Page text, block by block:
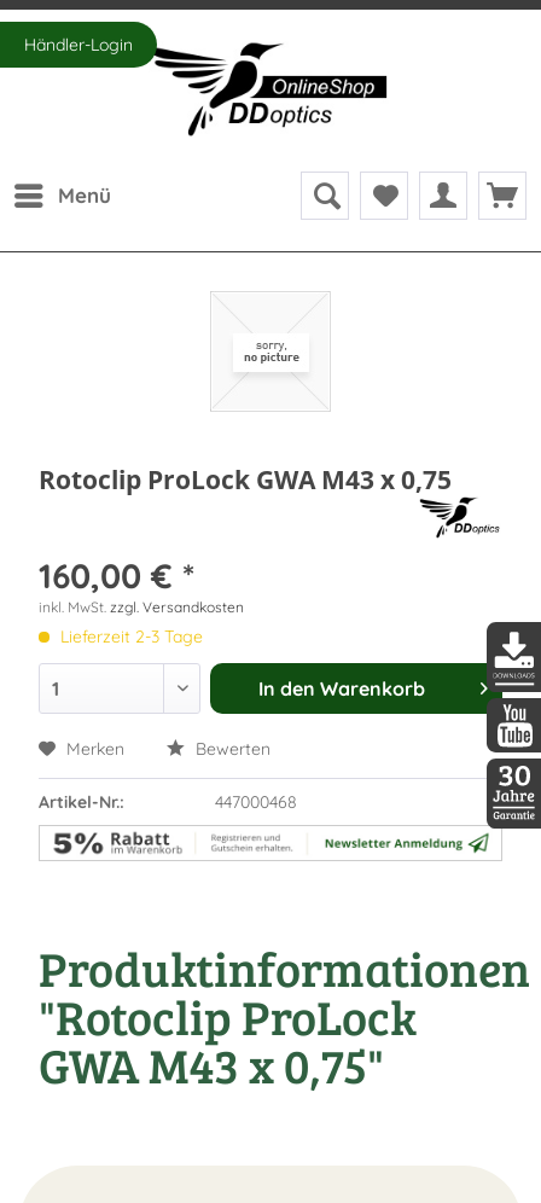
Händler-Login
Menü
Rotoclip ProLock GWA M43 x 0,75
160,00 € *
inkl. MwSt. zzgl. Versandkosten
Lieferzeit 2-3 Tage
In den Warenkorb
Merken Bewerten
Artikel-Nr.: 447000468
Produktinformationen
"Rotoclip ProLock
GWA M43 x 0,75"
30